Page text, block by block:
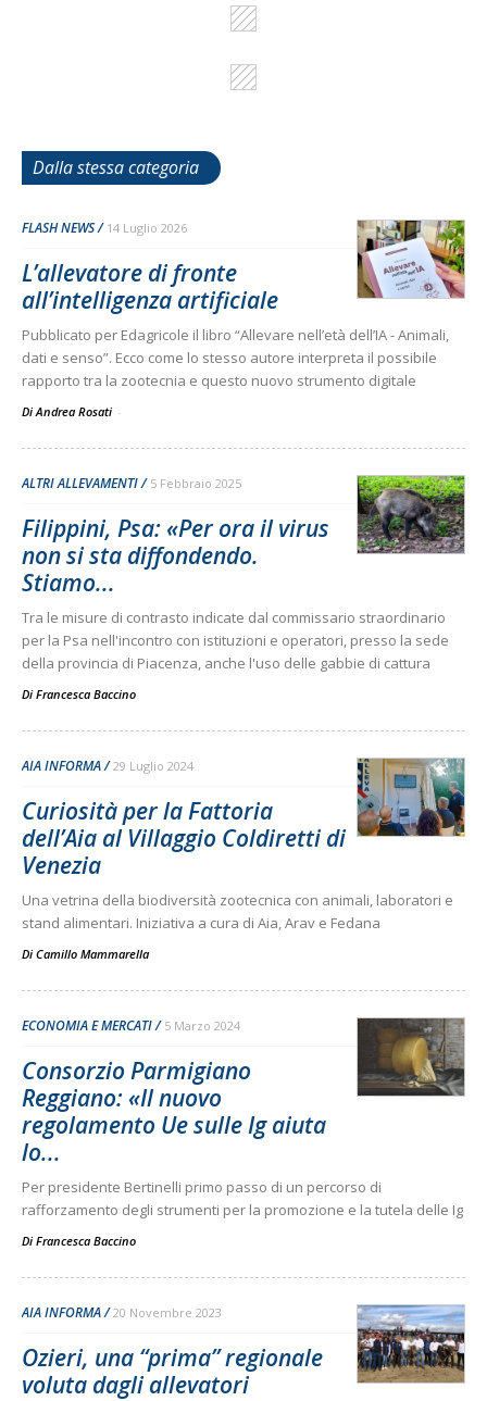
Dalla stessa categoria
FLASH NEWS 14 Luglio 2026
L’allevatore di fronte
all’intelligenza artificiale
Pubblicato per Edagricole il libro “Allevare nell’età dell’IA - Animali,
dati e senso”. Ecco come lo stesso autore interpreta il possibile
rapporto tra la zootecnia e questo nuovo strumento digitale
Di Andrea Rosati -
ALTRI ALLEVAMENTI 5 Febbraio 2025
Filippini, Psa: «Per ora il virus
non si sta diffondendo.
Stiamo...
Tra le misure di contrasto indicate dal commissario straordinario
per la Psa nell'incontro con istituzioni e operatori, presso la sede
della provincia di Piacenza, anche l'uso delle gabbie di cattura
Di Francesca Baccino
AIA INFORMA 29 Luglio 2024
Curiosità per la Fattoria
dell’Aia al Villaggio Coldiretti di
Venezia
Una vetrina della biodiversità zootecnica con animali, laboratori e
stand alimentari. Iniziativa a cura di Aia, Arav e Fedana
Di Camillo Mammarella
ECONOMIA E MERCATI 5 Marzo 2024
Consorzio Parmigiano
Reggiano: «Il nuovo
regolamento Ue sulle Ig aiuta
lo...
Per presidente Bertinelli primo passo di un percorso di
rafforzamento degli strumenti per la promozione e la tutela delle Ig
Di Francesca Baccino
AIA INFORMA 20 Novembre 2023
Ozieri, una “prima” regionale
voluta dagli allevatori